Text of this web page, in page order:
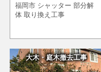
福岡市 シャッター 部分解
体 取り換え工事
大木・庭木撤去工事